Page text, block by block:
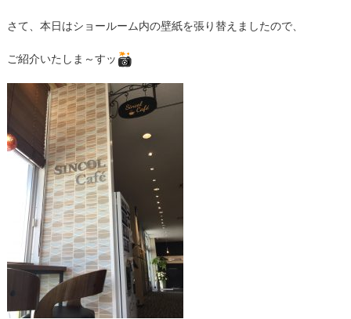
さて、本日はショールーム内の壁紙を張り替えましたので、
ご紹介いたしま～すッ